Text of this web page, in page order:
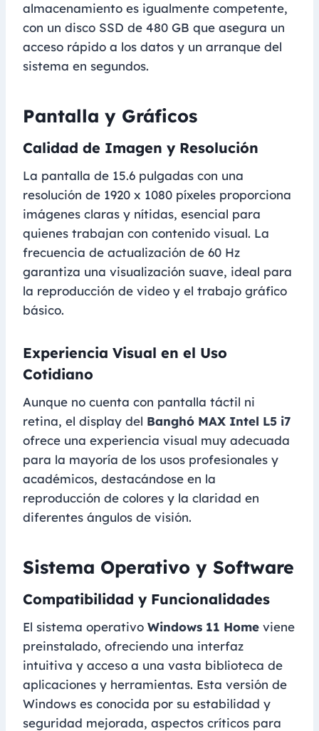
almacenamiento es igualmente competente,
con un disco SSD de 480 GB que asegura un
acceso rápido a los datos y un arranque del
sistema en segundos.
Pantalla y Gráficos
Calidad de Imagen y Resolución
La pantalla de 15.6 pulgadas con una
resolución de 1920 x 1080 píxeles proporciona
imágenes claras y nítidas, esencial para
quienes trabajan con contenido visual. La
frecuencia de actualización de 60 Hz
garantiza una visualización suave, ideal para
la reproducción de video y el trabajo gráfico
básico.
Experiencia Visual en el Uso
Cotidiano
Aunque no cuenta con pantalla táctil ni
retina, el display del Banghó MAX Intel L5 i7
ofrece una experiencia visual muy adecuada
para la mayoría de los usos profesionales y
académicos, destacándose en la
reproducción de colores y la claridad en
diferentes ángulos de visión.
Sistema Operativo y Software
Compatibilidad y Funcionalidades
El sistema operativo Windows 11 Home viene
preinstalado, ofreciendo una interfaz
intuitiva y acceso a una vasta biblioteca de
aplicaciones y herramientas. Esta versión de
Windows es conocida por su estabilidad y
seguridad mejorada, aspectos críticos para